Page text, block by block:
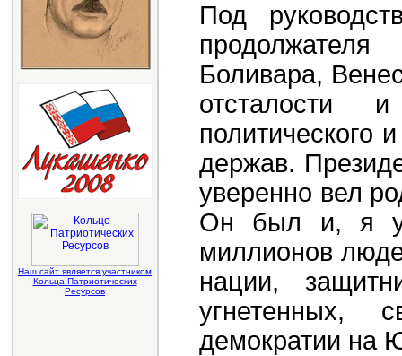
Наш сайт является участником
Кольца Патриотических
Ресурсов
Под
Боливара,
отсталости
политического
держав.
уверенно вел
Он был и, я
миллионов
нации,
угнетенных,
демократии на